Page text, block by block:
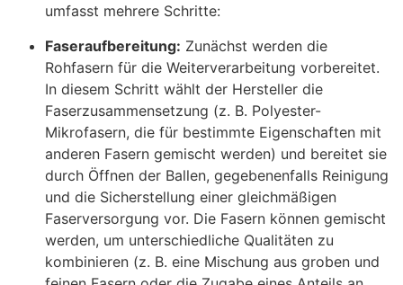
umfasst mehrere Schritte:
Faseraufbereitung: Zunächst werden die
Rohfasern für die Weiterverarbeitung vorbereitet.
In diesem Schritt wählt der Hersteller die
Faserzusammensetzung (z. B. Polyester-
Mikrofasern, die für bestimmte Eigenschaften mit
anderen Fasern gemischt werden) und bereitet sie
durch Öffnen der Ballen, gegebenenfalls Reinigung
und die Sicherstellung einer gleichmäßigen
Faserversorgung vor. Die Fasern können gemischt
werden, um unterschiedliche Qualitäten zu
kombinieren (z. B. eine Mischung aus groben und